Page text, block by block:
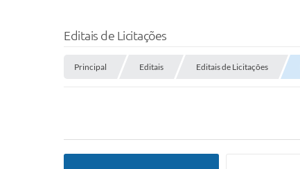
Editais de Licitações
Principal Editais Editais de Licitações